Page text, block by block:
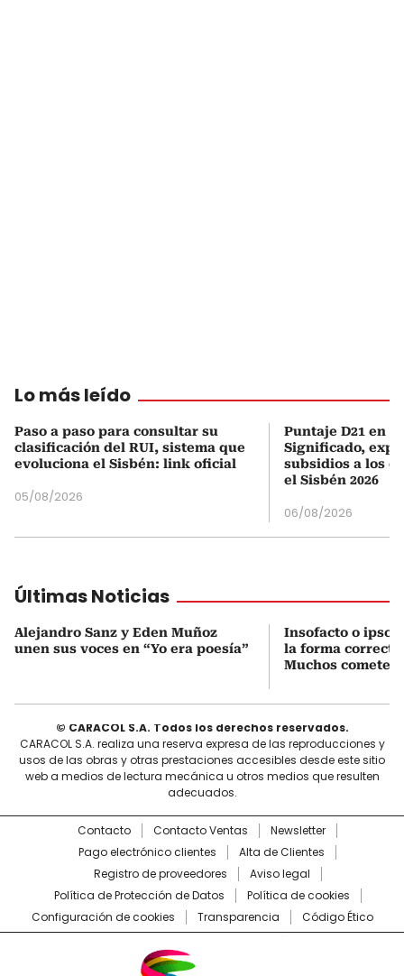
Lo más leído
Paso a paso para consultar su
clasificación del RUI, sistema que
evoluciona el Sisbén: link oficial
05/08/2026
Puntaje D21 en
Significado,
subsidios a los
el Sisbén 2026
06/08/2026
Últimas Noticias
Alejandro Sanz y Eden Muñoz
unen sus voces en “Yo era poesía”
Insofacto o ipso
la forma
Muchos
© CARACOL S.A. Todos los derechos reservados.
CARACOL S.A. realiza una reserva expresa de las reproducciones y
usos de las obras y otras prestaciones accesibles desde este sitio
web a medios de lectura mecánica u otros medios que resulten
adecuados.
Contacto Contacto Ventas
Newsletter
Pago electrónico clientes
Alta de Clientes
Registro de proveedores
Aviso legal
Política de Protección de Datos
Política de cookies
Configuración de cookies
Transparencia Código Ético